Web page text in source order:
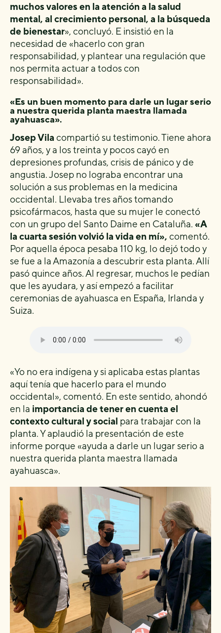
muchos valores en la atención a la salud
mental, al crecimiento personal, a la búsqueda
de bienestar», concluyó. E insistió en la
necesidad de «hacerlo con gran
responsabilidad, y plantear una regulación que
nos permita actuar a todos con
responsabilidad».
«Es un buen momento para darle un lugar serio
a nuestra querida planta maestra llamada
ayahuasca».
Josep Vila compartió su testimonio. Tiene ahora
69 años, y a los treinta y pocos cayó en
depresiones profundas, crisis de pánico y de
angustia. Josep no lograba encontrar una
solución a sus problemas en la medicina
occidental. Llevaba tres años tomando
psicofármacos, hasta que su mujer le conectó
con un grupo del Santo Daime en Cataluña. «A
la cuarta sesión volvió la vida en mí», comentó.
Por aquella época pesaba 110 kg, lo dejó todo y
se fue a la Amazonía a descubrir esta planta. Allí
pasó quince años. Al regresar, muchos le pedían
que les ayudara, y así empezó a facilitar
ceremonias de ayahuasca en España, Irlanda y
Suiza.
«Yo no era indígena y si aplicaba estas plantas
aquí tenía que hacerlo para el mundo
occidental», comentó. En este sentido, ahondó
en la importancia de tener en cuenta el
contexto cultural y social para trabajar con la
planta. Y aplaudió la presentación de este
informe porque «ayuda a darle un lugar serio a
nuestra querida planta maestra llamada
ayahuasca».